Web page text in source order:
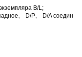
B/L;
、 D/P、 D/A соедин